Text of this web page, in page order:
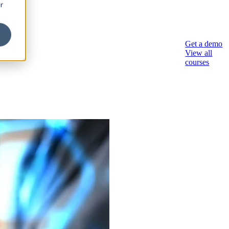
Get a demo
View all
courses